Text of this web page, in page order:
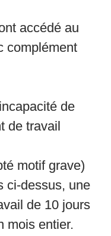
accédé au
complément
de
de travail
motif grave)
ci-dessus, une
de 10 jours
mois entier.